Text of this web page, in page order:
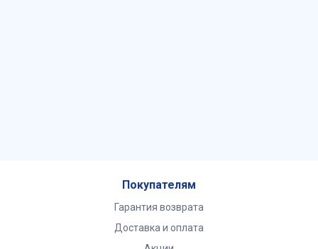
Покупателям
Гарантия возврата
Доставка и оплата